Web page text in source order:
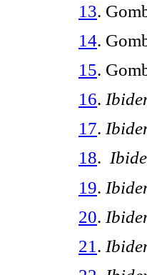
13.
14.
15.
16.
17.
18.
19.
20.
21 .